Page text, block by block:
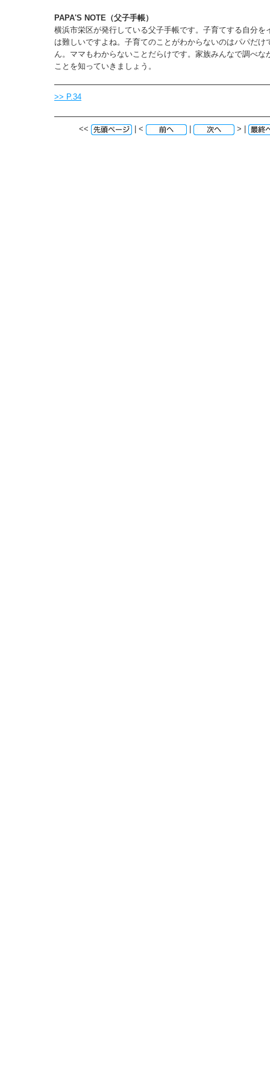
PAPA'S NOTE（父子手帳）
横浜市栄区が発行している父子手帳です。子育てする自分を
は難しいですよね。子育てのことがわからないのはパパだけ
ん。ママもわからないことだらけです。家族みんなで調べな
ことを知っていきましょう。
>> P.34
<< | < | > |